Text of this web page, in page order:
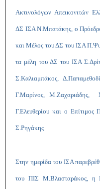
Ακτινολόγων Απεικονιτών
ΔΣ ΙΣΑ Ν.Μπατάκης, ο
και Μέλος του ΔΣ του ΙΣΑ
τα μέλη του ΔΣ του ΙΣΑ
Σ.Καλιαμπάκος,
Γ.Μαρίνος, Μ.Ζαχαριάδης,
Γ.Ελευθερίου και ο Επίτιμος
Σ.Ρηγάκης
Στην ημερίδα του ΙΣΑ
του ΠΙΣ Μ.Βλασταράκος, η